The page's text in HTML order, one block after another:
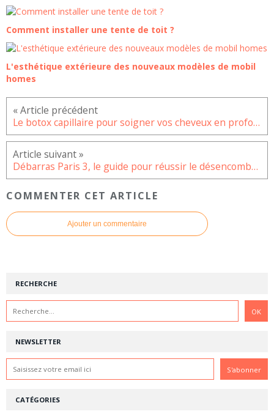
Comment installer une tente de toit ?
L'esthétique extérieure des nouveaux modèles de mobil
homes
Le botox capillaire pour soigner vos cheveux en profondeur
Débarras Paris 3, le guide pour réussir le désencombrement de son appartement
COMMENTER CET ARTICLE
Ajouter un commentaire
NEWSLETTER
RECHERCHE
CATÉGORIES